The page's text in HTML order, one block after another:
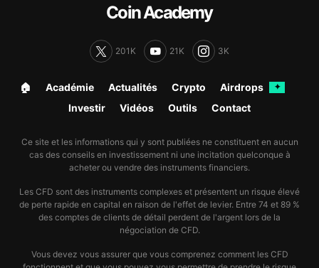
Coin Academy
201K 21K 3K
🏠︎ Académie Actualités Crypto Airdrops ✦
Investir Vidéos Outils Contact
Ce site et les informations qui y sont publiées ne constituent en aucun
cas des conseils en investissement ni une incitation quelconque à
acheter ou vendre des instruments financiers.
Les CFD sont des instruments complexes et présentent un risque élevé
de perte rapide en capital en raison de l'effet de levier. Entre 74 et 89 %
des comptes de clients de détail perdent de l'argent lors de la
négociation de CFD.
Vous devez vous assurer que vous comprenez comment les CFD